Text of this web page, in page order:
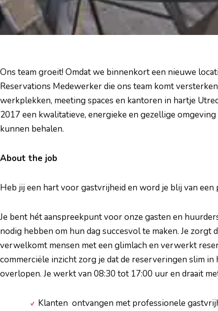
Ons team groeit! Omdat we binnenkort een nieuwe
Reservations Medewerker die ons team komt
werkplekken, meeting spaces en kantoren in hartje
2017 een kwalitatieve, energieke en gezellige
kunnen behalen.
About the job
Heb jij een hart voor gastvrijheid en word je blij van
Je bent hét aanspreekpunt voor onze gasten en
nodig hebben om hun dag succesvol te maken. Je
verwelkomt mensen met een glimlach en verwerkt
commerciële inzicht zorg je dat de reserveringen slim in
overlopen. Je werkt van 08:30 tot 17:00 uur en draait
Klanten ontvangen met professionele